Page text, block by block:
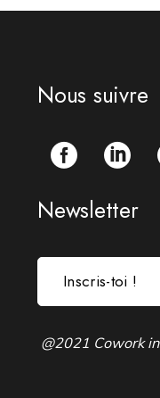
Nous suivre
Newsletter
Inscris-toi !
@2021 Cowork